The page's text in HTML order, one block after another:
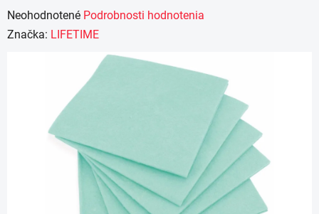
Priemerné
hodnotenie
Neohodnotené Podrobnosti hodnotenia
Značka: LIFETIME